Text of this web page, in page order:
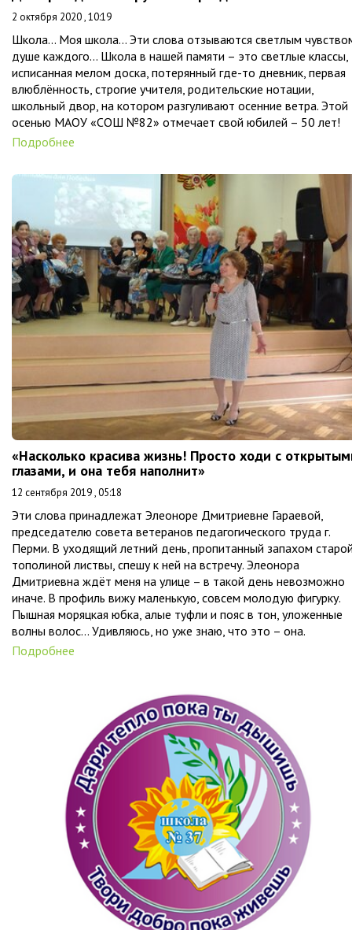
2 октября 2020 , 10:19
Школа... Моя школа… Эти слова отзываются светлым
душе каждого... Школа в нашей памяти – это светлые классы,
исписанная мелом доска, потерянный где-то дневник, первая
влюблённость, строгие учителя, родительские нотации,
школьный двор, на котором разгуливают осенние ветра. Этой
осенью МАОУ «СОШ №82» отмечает свой юбилей – 50 лет!
Подробнее
«Насколько красива жизнь! Просто ходи с
глазами, и она тебя наполнит»
12 сентября 2019 , 05:18
Эти слова принадлежат Элеоноре Дмитриевне Гараевой,
председателю совета ветеранов педагогического труда г.
Перми. В уходящий летний день, пропитанный запахом
тополиной листвы, спешу к ней на встречу. Элеонора
Дмитриевна ждёт меня на улице – в такой день невозможно
иначе. В профиль вижу маленькую, совсем молодую фигурку.
Пышная моряцкая юбка, алые туфли и пояс в тон, уложенные
волны волос… Удивляюсь, но уже знаю, что это – она.
Подробнее